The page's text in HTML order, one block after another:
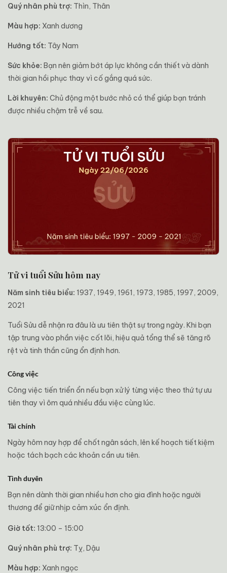
Quý nhân phù trợ: Thìn, Thân
Màu hợp: Xanh dương
Hướng tốt: Tây Nam
Sức khỏe: Bạn nên giảm bớt áp lực không cần thiết và dành
thời gian hồi phục thay vì cố gắng quá sức.
Lời khuyên: Chủ động một bước nhỏ có thể giúp bạn tránh
được nhiều chậm trễ về sau.
Tử vi tuổi Sửu hôm nay
Năm sinh tiêu biểu: 1937, 1949, 1961, 1973, 1985, 1997, 2009,
2021
Tuổi Sửu dễ nhận ra đâu là ưu tiên thật sự trong ngày. Khi bạn
tập trung vào phần việc cốt lõi, hiệu quả tổng thể sẽ tăng rõ
rệt và tinh thần cũng ổn định hơn.
Công việc
Công việc tiến triển ổn nếu bạn xử lý từng việc theo thứ tự ưu
tiên thay vì ôm quá nhiều đầu việc cùng lúc.
Tài chính
Ngày hôm nay hợp để chốt ngân sách, lên kế hoạch tiết kiệm
hoặc tách bạch các khoản cần ưu tiên.
Tình duyên
Bạn nên dành thời gian nhiều hơn cho gia đình hoặc người
thương để giữ nhịp cảm xúc ổn định.
Giờ tốt: 13:00 – 15:00
Quý nhân phù trợ: Tỵ, Dậu
Màu hợp: Xanh ngọc